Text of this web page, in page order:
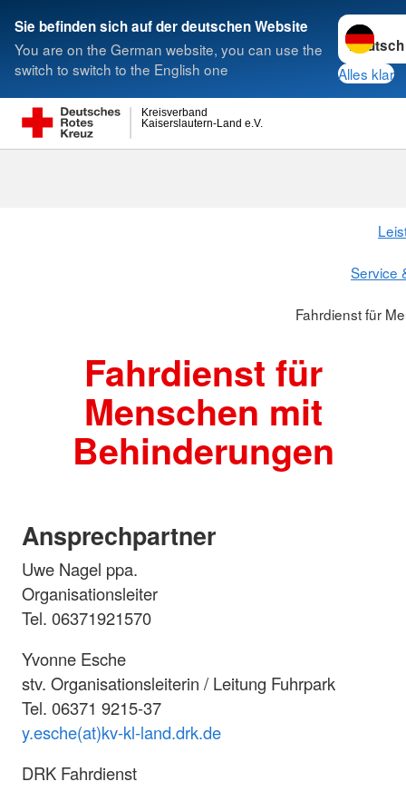
Sie befinden sich auf der deutschen Website
You are on the German website, you can use the
switch to switch to the English one
Sprache
Alles klar
Kaiserslautern-Land e.V.
Kreisverband
Suche
Service
Fahrdienst für
Fahrdienst für
Menschen mit
Behinderungen
Ansprechpartner
Uwe Nagel ppa.
Organisationsleiter
Tel. 06371921570
Yvonne Esche
stv. Organisationsleiterin / Leitung Fuhrpark
Tel. 06371 9215-37
y.esche(at)kv-kl-land.drk.de
DRK Fahrdienst